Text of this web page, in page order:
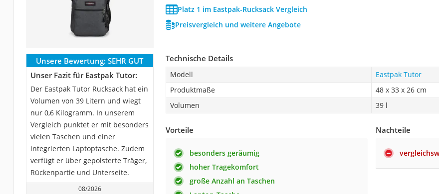
Platz 1 im Eastpak-Rucksack Vergleich
Preisvergleich und weitere Angebote
Unsere Bewertung: SEHR GUT
Unser Fazit für Eastpak Tutor:
Der Eastpak Tutor Rucksack hat ein
Volumen von 39 Litern und wiegt
nur 0,6 Kilogramm. In unserem
Vergleich punktet er mit besonders
vielen Taschen und einer
integrierten Laptoptasche. Zudem
verfügt er über gepolsterte Träger,
Rückenpartie und Unterseite.
08/2026
Technische Details
Modell
Eastpak Tutor
Produktmaße
48 x 33 x 26 cm
Volumen
39 l
Vorteile
besonders geräumig
hoher Tragekomfort
große Anzahl an Taschen
Nachteile